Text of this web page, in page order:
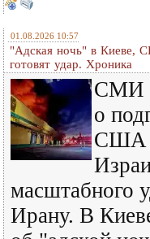
01.08.2026 10:57
"Адская ночь" в Киеве,
готовят удар. Хроника
СМИ
о
США
масштабного
Ирану. В